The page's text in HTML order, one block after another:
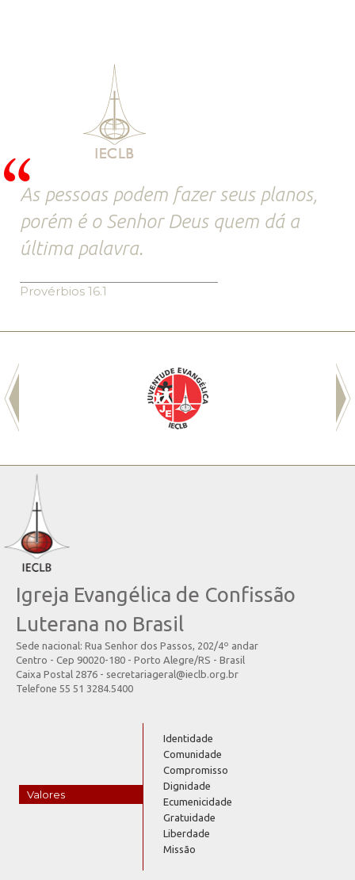
As pessoas podem fazer seus planos,
porém é o Senhor Deus quem dá a
última palavra.
Provérbios 16.1
Igreja Evangélica de Confissão
Luterana no Brasil
Sede nacional: Rua Senhor dos Passos, 202/4º andar
Centro - Cep 90020-180 - Porto Alegre/RS - Brasil
Caixa Postal 2876 - secretariageral@ieclb.org.br
Telefone 55 51 3284.5400
Valores
Identidade
Comunidade
Compromisso
Dignidade
Ecumenicidade
Gratuidade
Liberdade
Missão